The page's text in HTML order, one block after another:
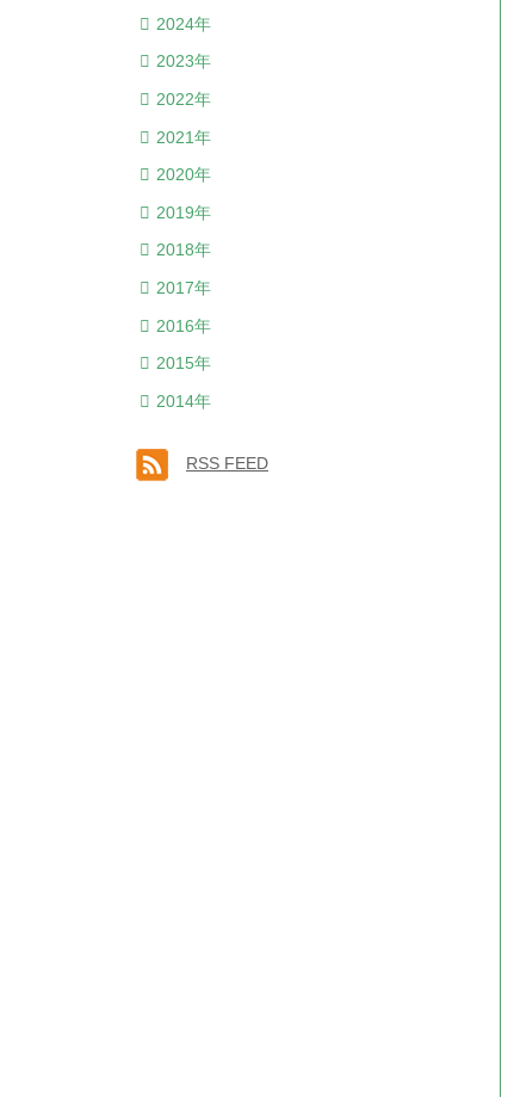
2024年
2023年
2022年
2021年
2020年
2019年
2018年
2017年
2016年
2015年
2014年
RSS FEED